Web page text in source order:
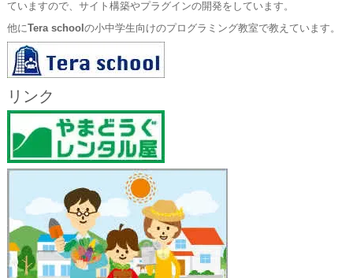
ていますので、サイト構築やプラグインの開発をしています。
他にTera school の小中学生向けのプログラミング教室で教えています。
リンク